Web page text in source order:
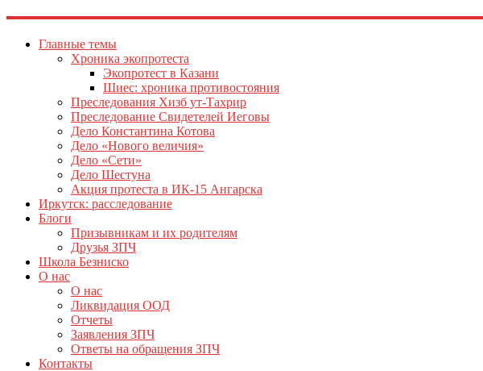
Главные темы
Хроника экопротеста
Экопротест в Казани
Шиес: хроника противостояния
Преследования Хизб ут-Тахрир
Преследование Свидетелей Иеговы
Дело Константина Котова
Дело «Нового величия»
Дело «Сети»
Дело Шестуна
Акция протеста в ИК-15 Ангарска
Иркутск: расследование
Блоги
Призывникам и их родителям
Друзья ЗПЧ
Школа Безниско
О нас
О нас
Ликвидация ООД
Отчеты
Заявления ЗПЧ
Ответы на обращения ЗПЧ
Контакты